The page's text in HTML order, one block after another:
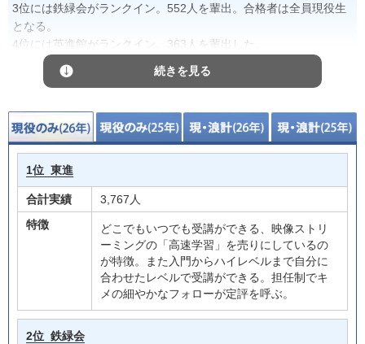
3位には鉄緑会がランクイン。552人を輩出。合格者は全員現役生
となる。
4位には英進館がランクイン。363人を輩出した。
5位には345人を輩出したティエ
続きを見る
1位 東進
合計実績
3,767人
特徴
どこでもいつでも受講ができる、映像ストリ
ーミングの「高速学習」を売りにしているの
が特徴。また入門からハイレベルまで自分に
合わせたレベルで受講ができる。担任制でキ
メの細やかなフォローが定評を呼ぶ。
2位 鉄緑会